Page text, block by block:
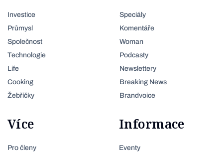
Investice
Průmysl
Společnost
Technologie
Life
Cooking
Žebříčky
Speciály
Komentáře
Woman
Podcasty
Newslettery
Breaking News
Brandvoice
Více
Pro členy
Informace
Eventy